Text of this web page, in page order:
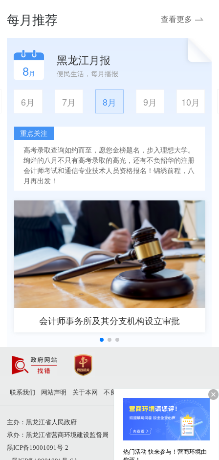
每月推荐 查看更多
8月
黑龙江月报
便民生活，每月播报
6月 7月 8月 9月 10月
重点关注
高考录取查询如约而至，愿您金榜题名，步入理想大学。
绚烂的八月不只有高考录取的高光，还有不负韶华的注册
会计师考试和通信专业技术人员资格报名！锦绣前程，八
月再出发！
会计师事务所及其分支机构设立审批
联系我们 网站声明 关于本网 不良信息举报
主办：黑龙江省人民政府
承办：黑龙江省营商环境建设监督局
黑ICP备19001091号-2
热门活动 快来参与！营商环境由